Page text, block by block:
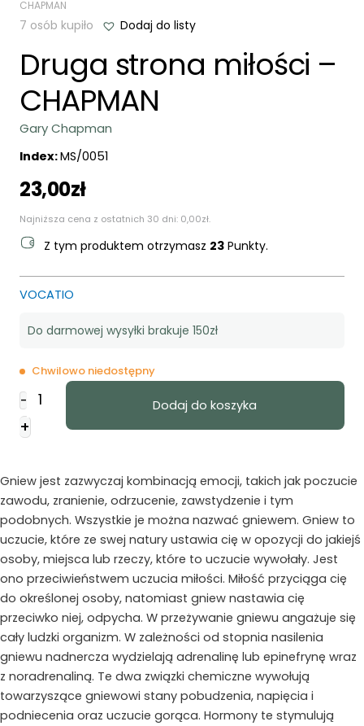
CHAPMAN
7 osób kupiło Dodaj do listy
Druga strona miłości –
CHAPMAN
Gary Chapman
Index:MS/0051
23,00zł
Najniższa cena z ostatnich 30 dni: 0,00zł.
Z tym produktem otrzymasz 23 Punkty.
VOCATIO
Do darmowej wysyłki brakuje 150zł
Chwilowo niedostępny
-
ilość
Druga
strona
CHAPMAN
+
Dodaj do koszyka
Gniew jest zazwyczaj kombinacją emocji, takich jak poczucie
zawodu, zranienie, odrzucenie, zawstydzenie i tym
podobnych. Wszystkie je można nazwać gniewem. Gniew to
uczucie, które ze swej natury ustawia cię w opozycji do jakiejś
osoby, miejsca lub rzeczy, które to uczucie wywołały. Jest
ono przeciwieństwem uczucia miłości. Miłość przyciąga cię
do określonej osoby, natomiast gniew nastawia cię
przeciwko niej, odpycha. W przeżywanie gniewu angażuje się
cały ludzki organizm. W zależności od stopnia nasilenia
gniewu nadnercza wydzielają adrenalinę lub epinefrynę wraz
z noradrenaliną. Te dwa związki chemiczne wywołują
towarzyszące gniewowi stany pobudzenia, napięcia i
podniecenia oraz uczucie gorąca. Hormony te stymulują